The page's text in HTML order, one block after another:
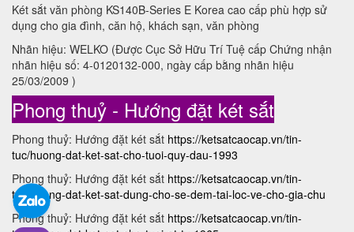
Két sắt văn phòng KS140B-Series E Korea cao cấp phù hợp sử
dụng cho gia đình, căn hộ, khách sạn, văn phòng
Nhãn hiệu: WELKO (Được Cục Sở Hữu Trí Tuệ cấp Chứng nhận
nhãn hiệu số: 4-0120132-000, ngày cấp bằng nhãn hiệu
25/03/2009 )
Phong thuỷ - Hướng đặt két sắt
Phong thuỷ: Hướng đặt két sắt https://ketsatcaocap.vn/tin-
tuc/huong-dat-ket-sat-cho-tuoi-quy-dau-1993
Phong thuỷ: Hướng đặt két sắt https://ketsatcaocap.vn/tin-
tuc/huong-dat-ket-sat-dung-cho-se-dem-tai-loc-ve-cho-gia-chu
Phong thuỷ: Hướng đặt két sắt https://ketsatcaocap.vn/tin-